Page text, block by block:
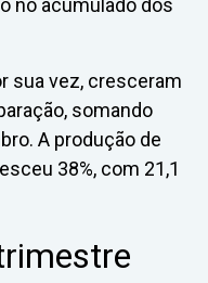
no acumulado dos
sua vez, cresceram
somando
A produção de
38%, com 21,1